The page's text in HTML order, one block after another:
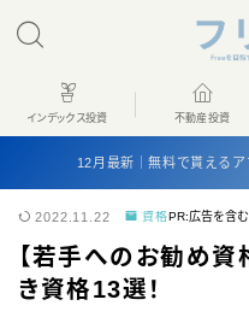
MENU
ホーム
不動産投資
インデックス投資 不動産投資
12月最新｜無料で貰えるア
2022.11.22 資格PR:広告を含
【若手へのお勧め
き資格13選！